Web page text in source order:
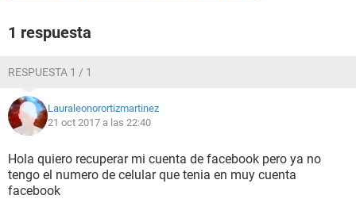
1 respuesta
RESPUESTA 1 / 1
Lauraleonorortizmartinez
21 oct 2017 a las 22:40
Hola quiero recuperar mi cuenta de facebook pero ya no
tengo el numero de celular que tenia en muy cuenta
facebook